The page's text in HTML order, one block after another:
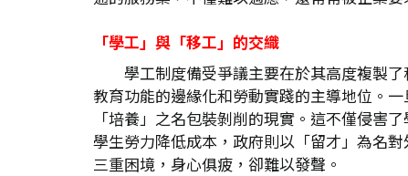
「學工」與「移工」的交織
學工制度備受爭議主要在於其高度複製
教育功能的邊緣化和勞動實踐的主導地位。
「培養」之名包裝剝削的現實。這不僅侵害
學生勞力降低成本，政府則以「留才」為名
三重困境，身心俱疲，卻難以發聲。